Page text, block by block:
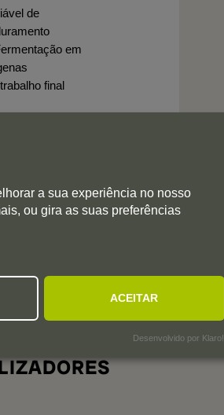
de
em
final
a sua experiência no nosso
ou gira as suas preferências
ACEITAR
Desenvolvido por Klaro!